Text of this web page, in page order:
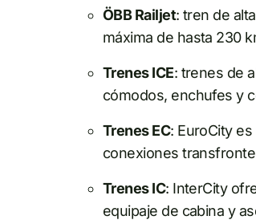
ÖBB Railjet: tren de
máxima de hasta 230
Trenes ICE: trenes de
cómodos, enchufes y
Trenes EC: EuroCity
conexiones
Trenes IC: InterCity
equipaje de cabina y